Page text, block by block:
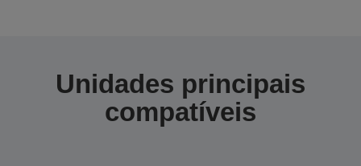
Unidades principais
compatíveis